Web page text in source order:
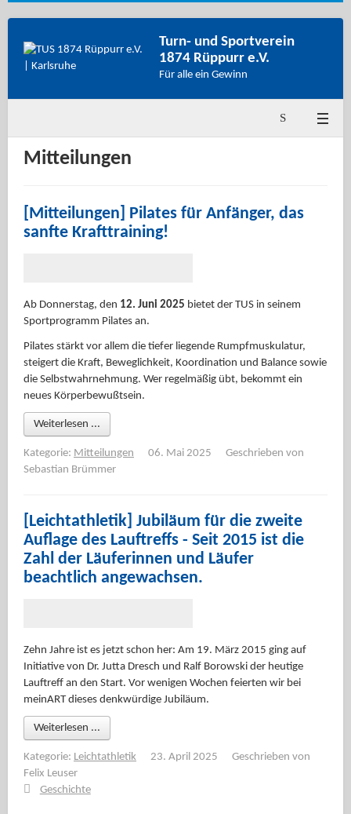
Turn- und Sportverein
1874 Rüppurr e.V.
Für alle ein Gewinn
Mitteilungen
[Mitteilungen] Pilates für Anfänger, das
sanfte Krafttraining!
Ab Donnerstag, den 12. Juni 2025 bietet der TUS in seinem
Sportprogramm Pilates an.
Pilates stärkt vor allem die tiefer liegende Rumpfmuskulatur,
steigert die Kraft, Beweglichkeit, Koordination und Balance sowie
die Selbstwahrnehmung. Wer regelmäßig übt, bekommt ein
neues Körperbewußtsein.
Weiterlesen ...
Kategorie: Mitteilungen 06. Mai 2025
Geschrieben von
Sebastian Brümmer
[Leichtathletik] Jubiläum für die zweite
Auflage des Lauftreffs - Seit 2015 ist die
Zahl der Läuferinnen und Läufer
beachtlich angewachsen.
Zehn Jahre ist es jetzt schon her: Am 19. März 2015 ging auf
Initiative von Dr. Jutta Dresch und Ralf Borowski der heutige
Lauftreff an den Start. Vor wenigen Wochen feierten wir bei
meinART dieses denkwürdige Jubiläum.
Weiterlesen ...
Kategorie: Leichtathletik 23. April 2025
Geschrieben von
Felix Leuser
Geschichte